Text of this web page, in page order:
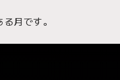
月です。